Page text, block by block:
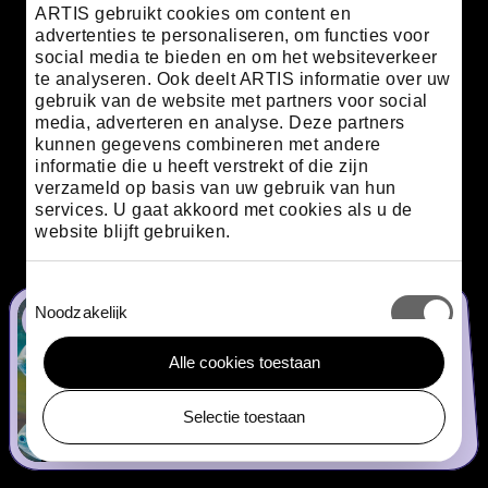
ARTIS gebruikt cookies om content en
advertenties te personaliseren, om functies voor
social media te bieden en om het websiteverkeer
te analyseren. Ook deelt ARTIS informatie over uw
gebruik van de website met partners voor social
media, adverteren en analyse. Deze partners
kunnen gegevens combineren met andere
informatie die u heeft verstrekt of die zijn
verzameld op basis van uw gebruik van hun
services. U gaat akkoord met cookies als u de
website blijft gebruiken.
Toestemmingsselectie
Noodzakelijk
Voorkeuren
Statistieken
Alle cookies toestaan
Selectie toestaan
Nederlands
English
video te
kunnen
je de
accepteren.
ARTIS
Het nieuwe ARTIS-Aquarium
Nu geopend!